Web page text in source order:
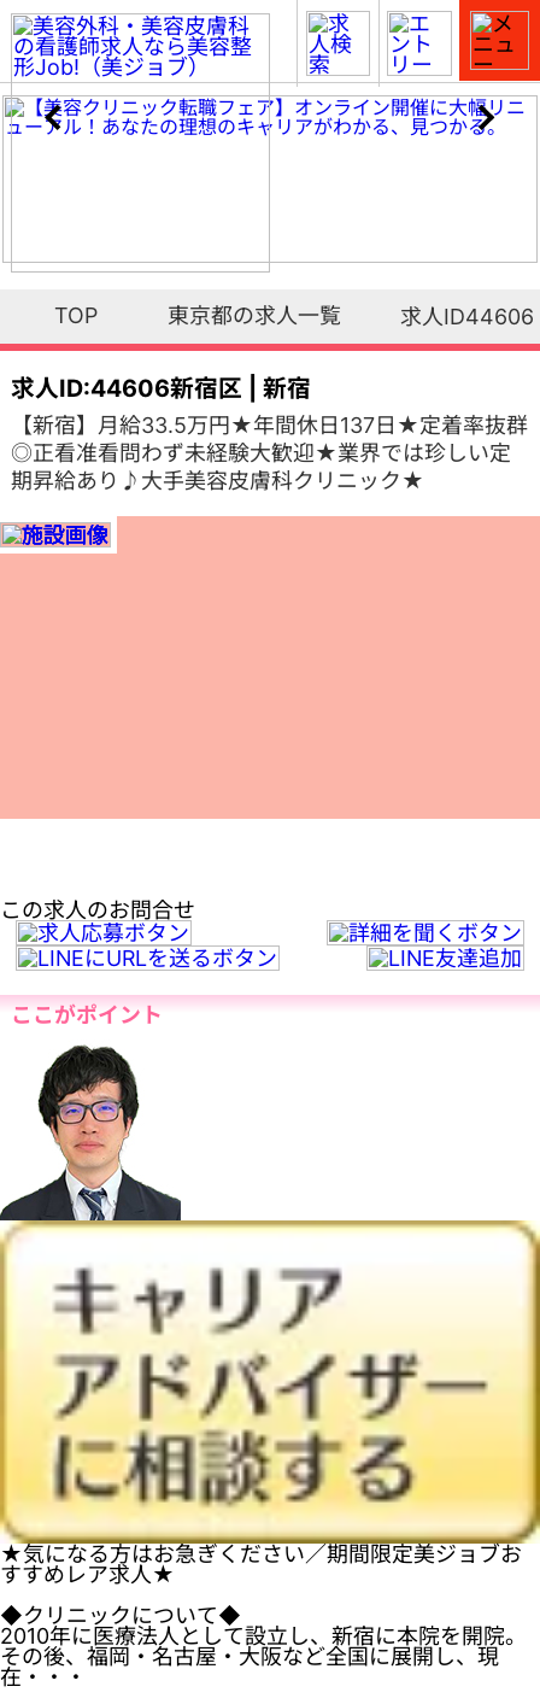
TOP 東京都の求人一覧 求人ID44606
求人ID:44606新宿区 | 新宿
【新宿】月給33.5万円★年間休日137日★定着率抜群
◎正看准看問わず未経験大歓迎★業界では珍しい定
期昇給あり♪大手美容皮膚科クリニック★
この求人のお問合せ
ここがポイント
★気になる方はお急ぎください／期間限定美ジョブお
すすめレア求人★
◆クリニックについて◆
2010年に医療法人として設立し、新宿に本院を開院。
その後、福岡・名古屋・大阪など全国に展開し、現
在・・・